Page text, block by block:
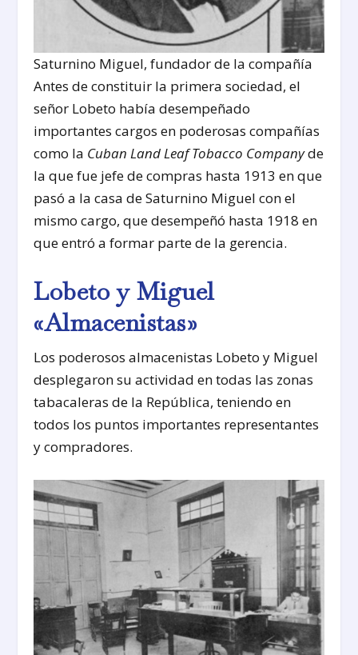
Saturnino Miguel, fundador de la compañía
Antes de constituir la primera sociedad, el
señor Lobeto había desempeñado
importantes cargos en poderosas compañías
como la Cuban Land Leaf Tobacco Companyde
la que fue jefe de compras hasta 1913 en que
pasó a la casa de Saturnino Miguel con el
mismo cargo, que desempeñó hasta 1918 en
que entró a formar parte de la gerencia.
Lobeto y Miguel
«Almacenistas»
Los poderosos almacenistas Lobeto y Miguel
desplegaron su actividad en todas las zonas
tabacaleras de la República, teniendo en
todos los puntos importantes representantes
y compradores.